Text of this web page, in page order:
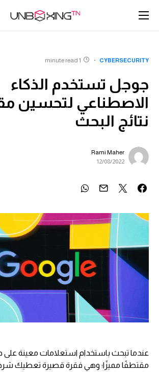
CYBERSECURITY
1 minute read
جوجل تستخدم الذكاء
الاصطناعي لتحسين
نتائج البحث
Rami Maher
12/08/2022
عندما تبحث باستخدام استعلامات معينة على
مقتطفًا مميزًا؛ وهي فقرة قصيرة تعطيك